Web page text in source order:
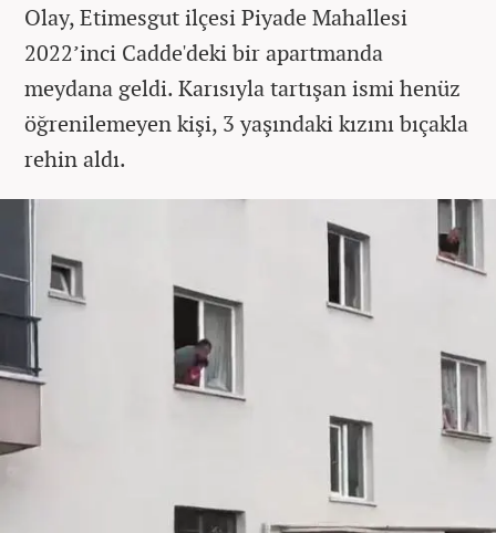
Olay, Etimesgut ilçesi Piyade Mahallesi
2022’inci Cadde'deki bir apartmanda
meydana geldi. Karısıyla tartışan ismi henüz
öğrenilemeyen kişi, 3 yaşındaki kızını bıçakla
rehin aldı.